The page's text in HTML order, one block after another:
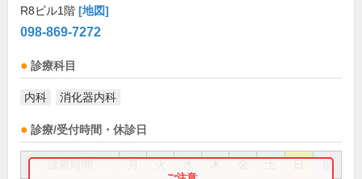
R8ビル1階 [地図]
098-869-7272
診療科目
内科 消化器内科
診療/受付時間・休診日
祝